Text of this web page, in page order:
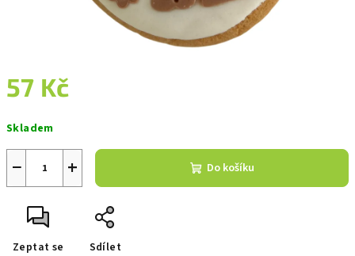
57 Kč
cena:
Skladem
+
− Do košíku
Zeptat se Sdílet